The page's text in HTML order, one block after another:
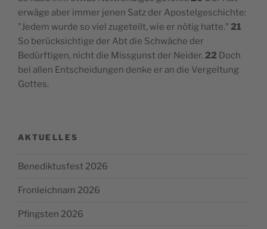
erwäge aber immer jenen Satz der Apostelgeschichte:
"Jedem wurde so viel zugeteilt, wie er nötig hatte." 21
So berücksichtige der Abt die Schwäche der
Bedürftigen, nicht die Missgunst der Neider. 22 Doch
bei allen Entscheidungen denke er an die Vergeltung
Gottes.
AKTUELLES
Benediktusfest 2026
Fronleichnam 2026
Pfingsten 2026